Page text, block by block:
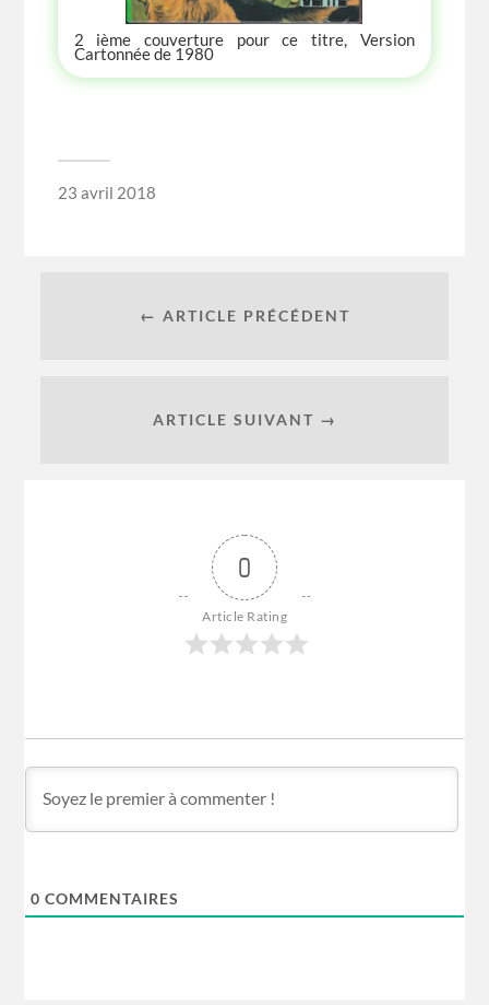
2 ième couverture pour ce titre, Version
Cartonnée de 1980
23 avril 2018
← ARTICLE PRÉCÉDENT
ARTICLE SUIVANT →
0
Article Rating
0 COMMENTAIRES